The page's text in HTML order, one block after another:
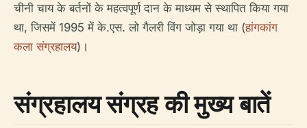
चीनी चाय के बर्तनों के महत्वपूर्ण दान के माध्यम से स्थापित किया गया
था, जिसमें 1995 में के.एस. लो गैलरी विंग जोड़ा गया था (हांगकांग
कला संग्रहालय)।
संग्रहालय संग्रह की मुख्य बातें